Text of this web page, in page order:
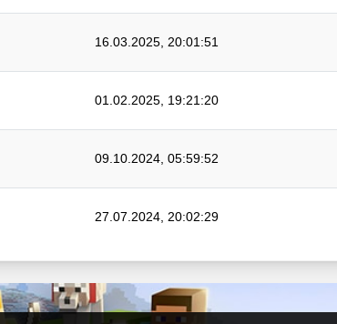
16.03.2025, 20:01:51
01.02.2025, 19:21:20
09.10.2024, 05:59:52
27.07.2024, 20:02:29